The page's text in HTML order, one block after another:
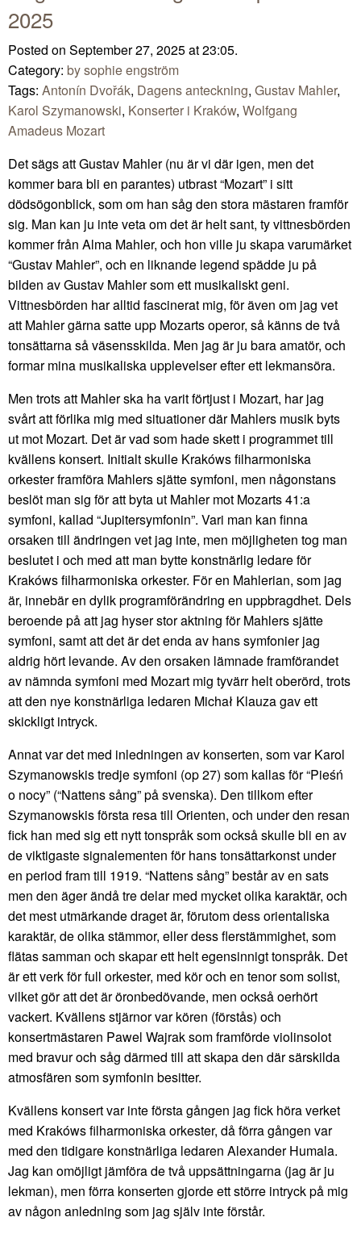
2025
Posted on September 27, 2025 at 23:05.
Category: by sophie engström
Tags: Antonín Dvořák, Dagens anteckning, Gustav Mahler,
Karol Szymanowski, Konserter i Kraków, Wolfgang
Amadeus Mozart
Det sägs att Gustav Mahler (nu är vi där igen, men det
kommer bara bli en parantes) utbrast “Mozart” i sitt
dödsögonblick, som om han såg den stora mästaren framför
sig. Man kan ju inte veta om det är helt sant, ty vittnesbörden
kommer från Alma Mahler, och hon ville ju skapa varumärket
“Gustav Mahler”, och en liknande legend spädde ju på
bilden av Gustav Mahler som ett musikaliskt geni.
Vittnesbörden har alltid fascinerat mig, för även om jag vet
att Mahler gärna satte upp Mozarts operor, så känns de två
tonsättarna så väsensskilda. Men jag är ju bara amatör, och
formar mina musikaliska upplevelser efter ett lekmansöra.
Men trots att Mahler ska ha varit förtjust i Mozart, har jag
svårt att förlika mig med situationer där Mahlers musik byts
ut mot Mozart. Det är vad som hade skett i programmet till
kvällens konsert. Initialt skulle Krakóws filharmoniska
orkester framföra Mahlers sjätte symfoni, men någonstans
beslöt man sig för att byta ut Mahler mot Mozarts 41:a
symfoni, kallad “Jupitersymfonin”. Vari man kan finna
orsaken till ändringen vet jag inte, men möjligheten tog man
beslutet i och med att man bytte konstnärlig ledare för
Krakóws filharmoniska orkester. För en Mahlerian, som jag
är, innebär en dylik programförändring en uppbragdhet. Dels
beroende på att jag hyser stor aktning för Mahlers sjätte
symfoni, samt att det är det enda av hans symfonier jag
aldrig hört levande. Av den orsaken lämnade framförandet
av nämnda symfoni med Mozart mig tyvärr helt oberörd, trots
att den nye konstnärliga ledaren Michał Klauza gav ett
skickligt intryck.
Annat var det med inledningen av konserten, som var Karol
Szymanowskis tredje symfoni (op 27) som kallas för “Pieśń
o nocy” (“Nattens sång” på svenska). Den tillkom efter
Szymanowskis första resa till Orienten, och under den resan
fick han med sig ett nytt tonspråk som också skulle bli en av
de viktigaste signalementen för hans tonsättarkonst under
en period fram till 1919. “Nattens sång” består av en sats
men den äger ändå tre delar med mycket olika karaktär, och
det mest utmärkande draget är, förutom dess orientaliska
karaktär, de olika stämmor, eller dess flerstämmighet, som
flätas samman och skapar ett helt egensinnigt tonspråk. Det
är ett verk för full orkester, med kör och en tenor som solist,
vilket gör att det är öronbedövande, men också oerhört
vackert. Kvällens stjärnor var kören (förstås) och
konsertmästaren Pawel Wajrak som framförde violinsolot
med bravur och såg därmed till att skapa den där särskilda
atmosfären som symfonin besitter.
Kvällens konsert var inte första gången jag fick höra verket
med Krakóws filharmoniska orkester, då förra gången var
med den tidigare konstnärliga ledaren Alexander Humala.
Jag kan omöjligt jämföra de två uppsättningarna (jag är ju
lekman), men förra konserten gjorde ett större intryck på mig
av någon anledning som jag själv inte förstår.